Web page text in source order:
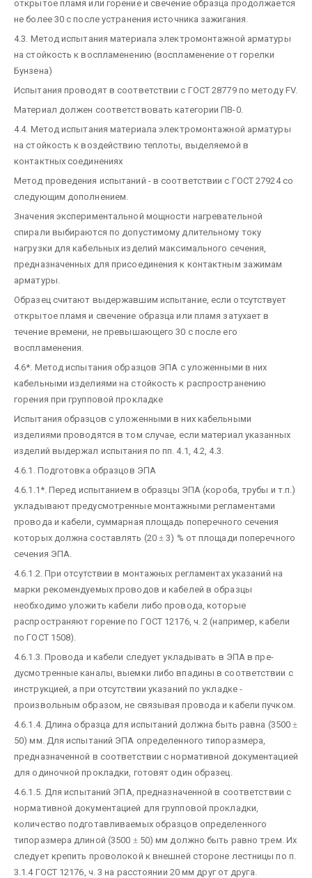
открытое пламя или горение и свечение образца продолжается
не более 30 с после устранения источника зажигания.
4.3. Метод испытания материала электромонтажной арматуры
на стойкость к воспламенению (воспламенение от горелки
Бунзена)
Испытания проводят в соответствии с ГОСТ 28779 по методу FV.
Материал должен соответствовать категории ПВ-0.
4.4. Метод испытания материала электромонтажной арматуры
на стойкость к воздействию теплоты, выделяемой в
контактных соединениях
Метод проведения испытаний - в соответствии с ГОСТ 27924 со
следующим дополнением.
Значения экспериментальной мощности нагревательной
спирали выбираются по допустимому длительному току
нагрузки для кабельных изделий максимального сечения,
предназначенных для присоединения к контактным зажимам
арматуры.
Образец считают выдержавшим испытание, если отсутствует
открытое пламя и свечение образца или пламя затухает в
течение времени, не превышающего 30 с после его
воспламенения.
4.6*. Метод испытания образцов ЭПА с уложенными в них
кабельными изделиями на стойкость к распространению
горения при групповой прокладке
Испытания образцов с уложенными в них кабельными
изделиями проводятся в том случае, если материал указанных
изделий выдержал испытания по пп. 4.1, 4.2, 4.3.
4.6.1. Подготовка образцов ЭПА
4.6.1.1*. Перед испытанием в образцы ЭПА (короба, трубы и т.п.)
укладывают предусмотренные монтажными регламентами
провода и кабели, суммарная площадь поперечного сечения
которых должна составлять (20 ± 3) % от площади поперечного
сечения ЭПА.
4.6.1.2. При отсутствии в монтажных регламентах указаний на
марки рекомендуемых проводов и кабелей в образцы
необходимо уложить кабели либо провода, которые
распространяют горение по ГОСТ 12176, ч. 2 (например, кабели
по ГОСТ 1508).
4.6.1.3. Провода и кабели следует укладывать в ЭПА в пре-
дусмотренные каналы, выемки либо впадины в соответствии с
инструкцией, а при отсутствии указаний по укладке -
произвольным образом, не связывая провода и кабели пучком.
4.6.1.4. Длина образца для испытаний должна быть равна (3500±
50) мм. Для испытаний ЭПА определенного типоразмера,
предназначенной в соответствии с нормативной документацией
для одиночной прокладки, готовят один образец.
4.6.1.5. Для испытаний ЭПА, предназначенной в соответствии с
нормативной документацией для групповой прокладки,
количество подготавливаемых образцов определенного
типоразмера длиной (3500 ±50) мм должно быть равно трем. Их
следует крепить проволокой к внешней стороне лестницы по п.
3.1.4 ГОСТ 12176, ч. 3 на расстоянии 20 мм друг от друга.